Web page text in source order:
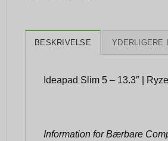
BESKRIVELSE YDERLIGERE
Ideapad Slim 5 – 13.3″ |
Information for Bærbare